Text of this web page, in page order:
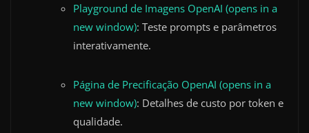
Playground de Imagens OpenAI (opens in a
new window): Teste prompts e parâmetros
interativamente.
Página de Precificação OpenAI (opens in a
new window): Detalhes de custo por token e
qualidade.